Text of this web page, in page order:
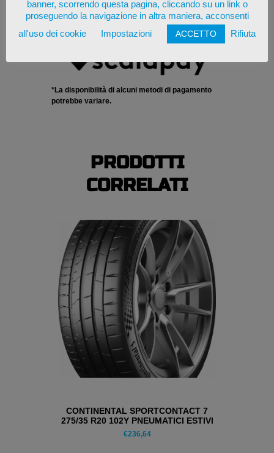
*La disponibilità di alcuni metodi di pagamento
potrebbe variare.
PRODOTTI
CORRELATI
CONTINENTAL SPORTCONTACT 7
275/35 R20 102Y PNEUMATICI ESTIVI
€236,64
banner, scorrendo questa pagina, cliccando su un link o
proseguendo la navigazione in altra maniera, acconsenti
all'uso dei cookie
Impostazioni ACCETTO Rifiuta